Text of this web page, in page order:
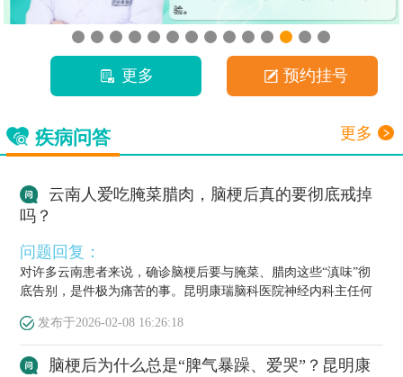
更多 预约挂号
疾病问答 更多
云南人爱吃腌菜腊肉，脑梗后真的要彻底戒掉
吗？
问题回复：
对许多云南患者来说，确诊脑梗后要与腌菜、腊肉这些“滇味”彻
底告别，是件极为痛苦的事。昆明康瑞脑科医院神经内科主任何
发布于2026-02-08 16:26:18
脑梗后为什么总是“脾气暴躁、爱哭”？昆明康